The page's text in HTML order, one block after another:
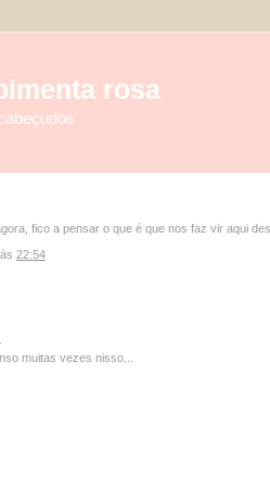
rosa
fico a pensar o que é que nos faz vir aqui
às 22:54
muitas vezes nisso...